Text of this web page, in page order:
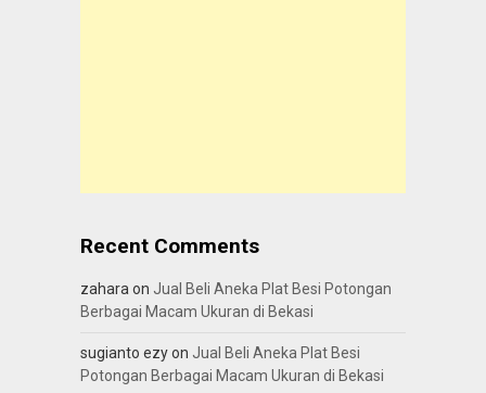
Recent Comments
zahara on Jual Beli Aneka Plat Besi Potongan
Berbagai Macam Ukuran di Bekasi
sugianto ezyon Jual Beli Aneka Plat Besi
Potongan Berbagai Macam Ukuran di Bekasi